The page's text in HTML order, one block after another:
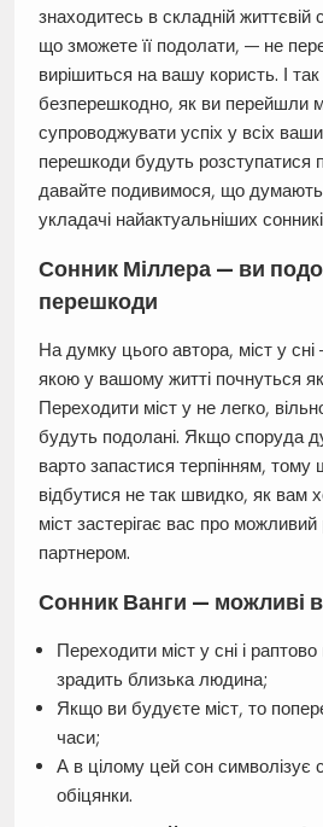
знаходитесь в складній життєвій
що зможете її подолати, — не
вирішиться на вашу користь. І
безперешкодно, як ви перейшли
супроводжувати успіх у всіх
перешкоди будуть розступатися
давайте подивимося, що
укладачі найактуальніших
Сонник Міллера — ви
перешкоди
На думку цього автора, міст у
якою у вашому житті почнуться
Переходити міст у не легко,
будуть подолані. Якщо споруда
варто запастися терпінням, тому
відбутися не так швидко, як вам
міст застерігає вас про
партнером.
Сонник Ванги — можливі
Переходити міст у сні і
зрадить близька людина;
Якщо ви будуєте міст, то
часи;
А в цілому цей сон символізує
обіцянки.